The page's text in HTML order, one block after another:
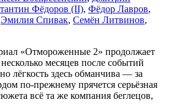
Фёдоров (II), Фёдор Лавров,
Эмилия Спивак, Семён Литвинов,
«Отмороженные 2» продолжает
месяцев после событий
лёгкость здесь обманчива — за
по-прежнему прячется серьёзная
всё та же компания беглецов,